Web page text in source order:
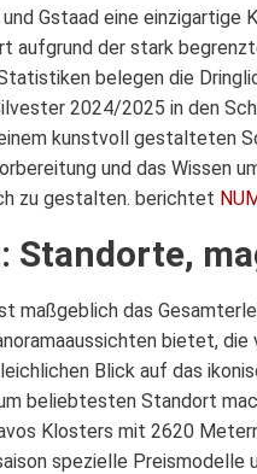
Gstaad eine einzigartige
aufgrund der stark
belegen die
2024/2025 in den
kunstvoll gestalteten
und das Wissen
zu gestalten. berichtet
Standorte,
maßgeblich das
bietet,
Blick auf das
beliebtesten Standort
Klosters mit 2620
spezielle